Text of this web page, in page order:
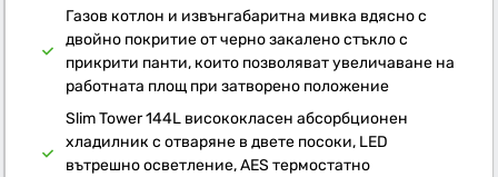
Газов котлон и извънгабаритна мивка вдясно с
двойно покритие от черно закалено стъкло с
прикрити панти, които позволяват увеличаване на
работната площ при затворено положение
Slim Tower 144L висококласен абсорбционен
хладилник с отваряне в двете посоки, LED
вътрешно осветление, AES термостатно